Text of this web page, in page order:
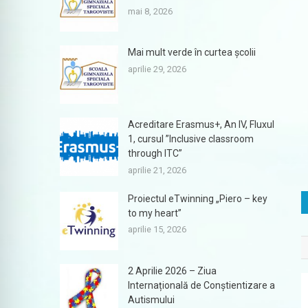
mai 8, 2026
Mai mult verde în curtea școlii
aprilie 29, 2026
Acreditare Erasmus+, An IV, Fluxul
1, cursul ”Inclusive classroom
through ITC”
aprilie 21, 2026
Proiectul eTwinning „Piero – key
to my heart”
aprilie 15, 2026
2 Aprilie 2026 – Ziua
Internațională de Conștientizare a
Autismului